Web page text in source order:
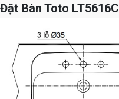
Bàn Toto LT5616C